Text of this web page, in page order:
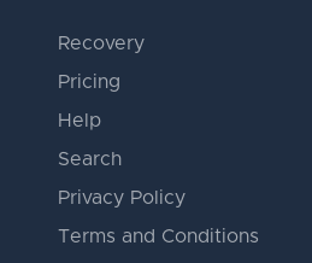
Recovery
Pricing
Help
Search
Privacy Policy
Terms and Conditions